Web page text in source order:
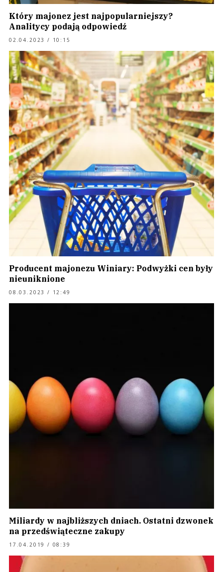
Który majonez jest najpopularniejszy?
Analitycy podają odpowiedź
02.04.2023 / 10:15
Producent majonezu Winiary: Podwyżki cen były
nieuniknione
08.03.2023 / 12:49
Miliardy w najbliższych dniach. Ostatni dzwonek
na przedświąteczne zakupy
17.04.2019 / 08:39